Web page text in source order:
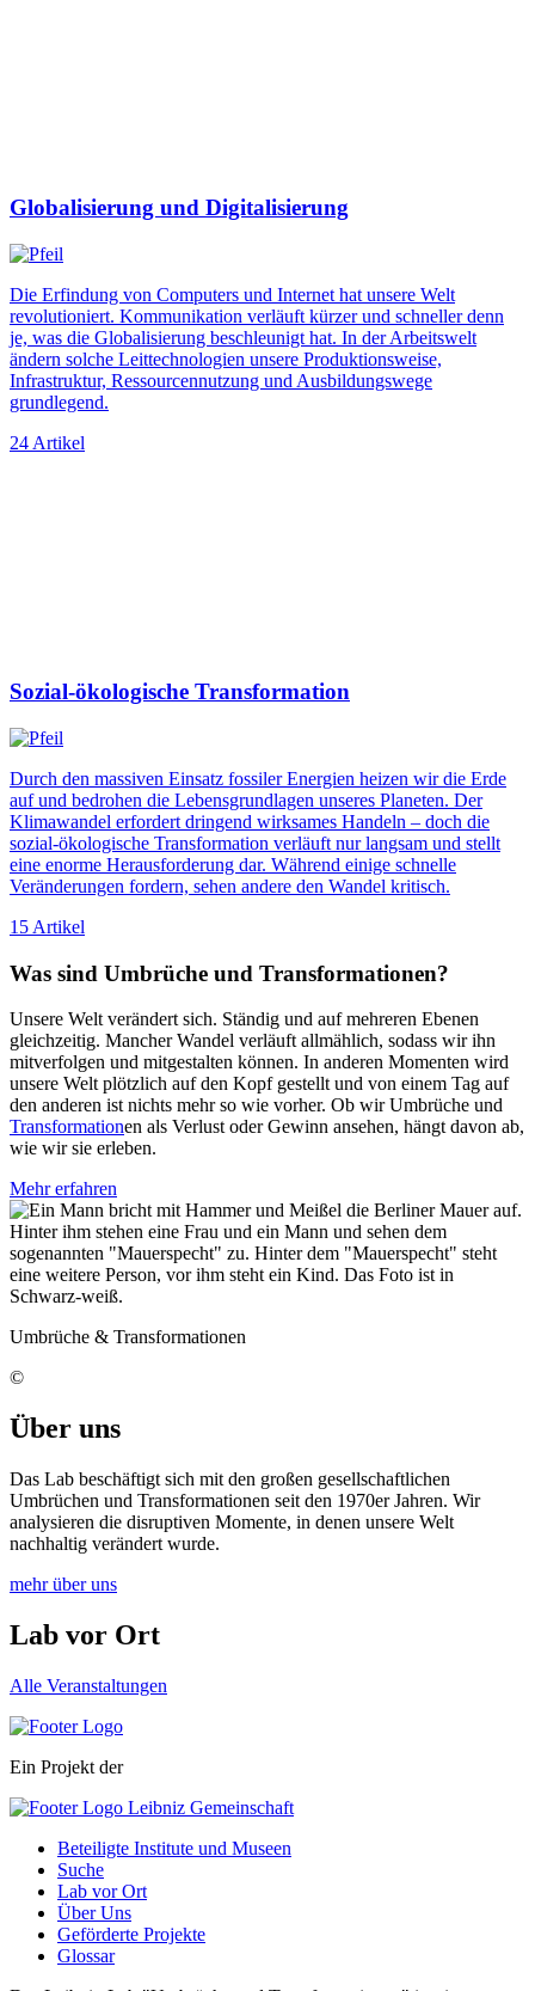
Globalisierung und Digitalisierung
Die Erfindung von Computers und Internet hat unsere Welt
revolutioniert. Kommunikation verläuft kürzer und schneller denn
je, was die Globalisierung beschleunigt hat. In der Arbeitswelt
ändern solche Leittechnologien unsere Produktionsweise,
Infrastruktur, Res­sourcennutzung und Ausbildungswege
grundlegend.
24 Artikel
Sozial-ökologische Transformation
Durch den massiven Einsatz fossiler Energien heizen wir die Erde
auf und bedrohen die Lebensgrundlagen unseres Planeten. Der
Klimawandel erfordert dringend wirksames Handeln – doch die
sozial-ökologische Transformation verläuft nur langsam und stellt
eine enorme Herausforderung dar. Während einige schnelle
Veränderungen fordern, sehen andere den Wandel kritisch.
15 Artikel
Was sind Umbrüche und Transformationen?
Unsere Welt verändert sich. Ständig und auf mehreren Ebenen
gleichzeitig. Mancher Wandel verläuft allmählich, sodass wir ihn
mitverfolgen und mitgestalten können. In anderen Momenten wird
unsere Welt plötzlich auf den Kopf gestellt und von einem Tag auf
den anderen ist nichts mehr so wie vorher. Ob wir Umbrüche und
Transformationen als Verlust oder Gewinn ansehen, hängt davon ab,
wie wir sie erleben.
Mehr erfahren
Umbrüche & Transformationen
©
Über uns
Das Lab beschäftigt sich mit den großen gesellschaftlichen
Umbrüchen und Transformationen seit den 1970er Jahren. Wir
analysieren die disruptiven Momente, in denen unsere Welt
nachhaltig verändert wurde.
mehr über uns
Lab vor Ort
Alle Veranstaltungen
Ein Projekt der
Beteiligte Institute und Museen
Suche
Lab vor Ort
Über Uns
Geförderte Projekte
Glossar